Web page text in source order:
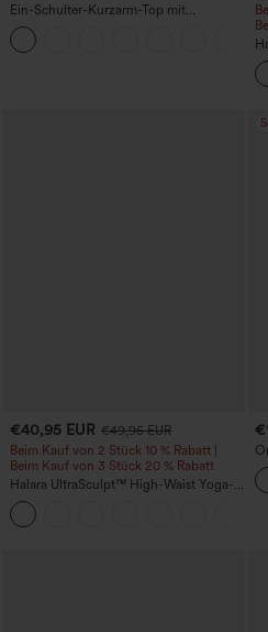
Ein-Schulter-Kurzarm-Top mit
geschwungenem Saum, High-Low-
Design, schnelltrocknend –
Yoga-/Sporttop mit integriertem BH
€40,95 EUR €49,95 EUR
Beim Kauf von 2 Stück 10 % Rabatt |
Beim Kauf von 3 Stück 20 % Rabatt
Halara UltraSculpt™ High-Waist Yoga-
Flare-Leggings mit gerafftem Po-Lift,
Bauchkontrolle, formender Passform
und Taschen